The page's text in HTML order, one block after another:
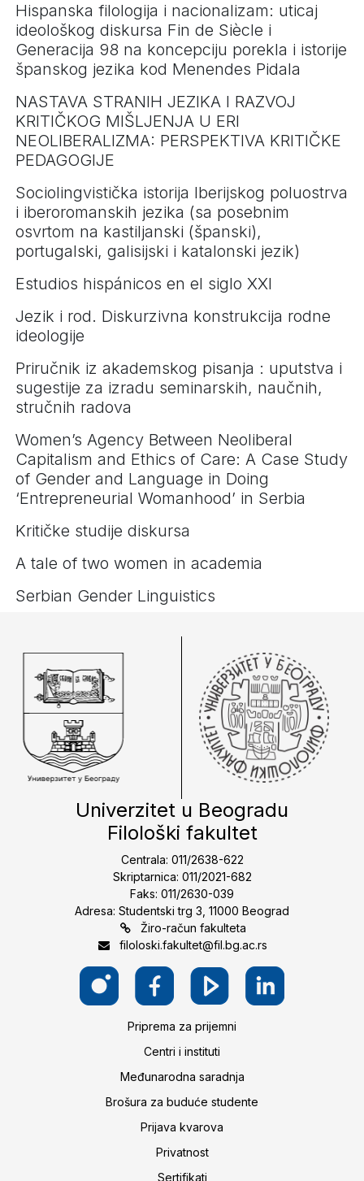
Hispanska filologija i nacionalizam: uticaj
ideološkog diskursa Fin de Siècle i
Generacija 98 na koncepciju porekla i istorije
španskog jezika kod Menendes Pidala
NASTAVA STRANIH JEZIKA I RAZVOJ
KRITIČKOG MIŠLJENJA U ERI
NEOLIBERALIZMA: PERSPEKTIVA KRITIČKE
PEDAGOGIJE
Sociolingvistička istorija Iberijskog poluostrva
i iberoromanskih jezika (sa posebnim
osvrtom na kastiljanski (španski),
portugalski, galisijski i katalonski jezik)
Estudios hispánicos en el siglo XXI
Jezik i rod. Diskurzivna konstrukcija rodne
ideologije
Priručnik iz akademskog pisanja : uputstva i
sugestije za izradu seminarskih, naučnih,
stručnih radova
Women’s Agency Between Neoliberal
Capitalism and Ethics of Care: A Case Study
of Gender and Language in Doing
‘Entrepreneurial Womanhood’ in Serbia
Kritičke studije diskursa
A tale of two women in academia
Serbian Gender Linguistics
Univerzitet u Beogradu
Filološki fakultet
Centrala: 011/2638-622
Skriptarnica: 011/2021-682
Faks: 011/2630-039
Adresa: Studentski trg 3, 11000 Beograd
Žiro-račun fakulteta
filoloski.fakultet@fil.bg.ac.rs
Priprema za prijemni
Centri i instituti
Međunarodna saradnja
Brošura za buduće studente
Prijava kvarova
Privatnost
Sertifikati